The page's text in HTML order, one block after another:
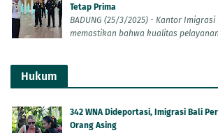
Tetap Prima
BADUNG (25/3/2025) - Kantor Imigrasi
memastikan bahwa kualitas
Hukum
342 WNA Dideportasi, Imigrasi Bali
Orang Asing